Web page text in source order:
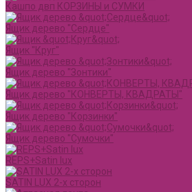
Кашпо двп КОРЗИНЫ и СУМКИ
Ящик дерево "Сердце"
Ящик "Круг"
Ящик дерево "Зонтики"
Ящик дерево "КОНВЕРТЫ, КВАДРАТЫ"
Ящик дерево "Корзинки"
Ящик дерево "Сумочки"
REPS+Satin lux
SATIN LUX 2-х сторон